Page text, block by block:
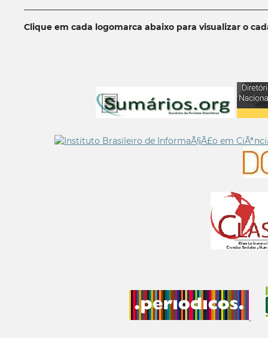
Clique em cada logomarca abaixo para visualizar o